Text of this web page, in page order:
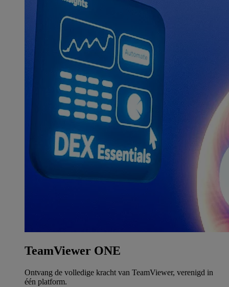
TeamViewer ONE
Ontvang de volledige kracht van TeamViewer, verenigd in
één platform.